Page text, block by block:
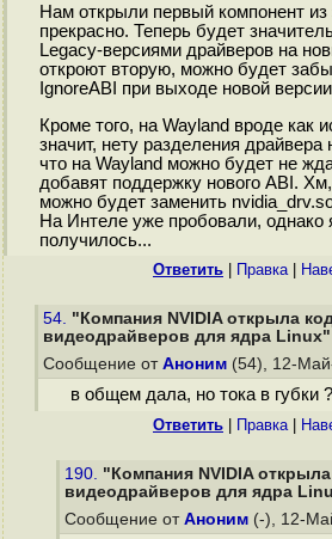
Нам открыли первый компонент
прекрасно. Теперь будет
Legacy-версиями драйверов на
откроют вторую, можно будет
IgnoreABI при выходе новой
Кроме того, на Wayland вроде как
значит, нету разделения
что на Wayland можно будет не
добавят поддержку нового ABI.
можно будет заменить
На Интеле уже пробовали, однако
получилось...
Ответить Правка|
54. "Компания NVIDIA открыла
видеодрайверов для ядра Linux"
Сообщение от Аноним (54), 12-
в общем дала, но тока в губки ?
Ответить Правка|
190. "Компания NVIDIA
видеодрайверов для ядра
Сообщение от Аноним (-), 12-